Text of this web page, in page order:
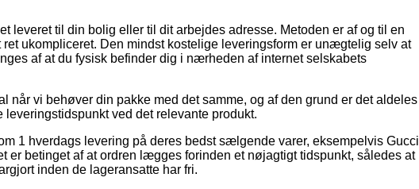
leveret til din bolig eller til dit arbejdes adresse. Metoden er af og til en
ukompliceret. Den mindst kostelige leveringsform er unægtelig selv at
af at du fysisk befinder dig i nærheden af internet selskabets
når vi behøver din pakke med det samme, og af den grund er det aldeles
ved det relevante produkt.
1 hverdags levering på deres bedst sælgende varer, eksempelvis Gucci
er betinget af at ordren lægges forinden et nøjagtigt tidspunkt, således at
inden de lageransatte har fri.